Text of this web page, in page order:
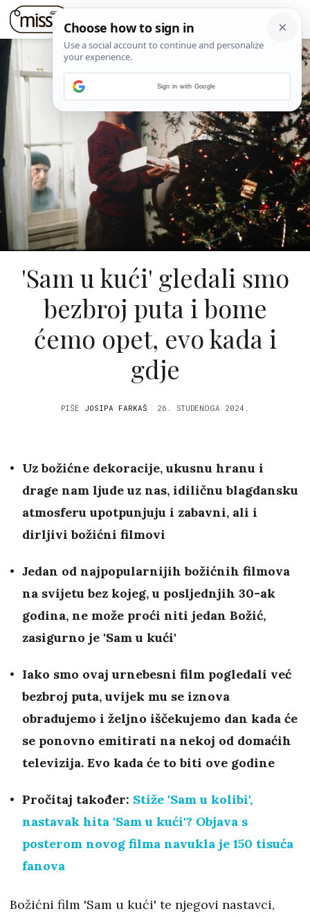
'Sam u kući' gledali smo
bezbroj puta i bome
ćemo opet, evo kada i
gdje
PIŠE JOSIPA FARKAŠ 26. STUDENOGA 2024.
Uz božićne dekoracije, ukusnu hranu i
drage nam ljude uz nas, idiličnu blagdansku
atmosferu upotpunjuju i zabavni, ali i
dirljivi božićni filmovi
Jedan od najpopularnijih božićnih filmova
na svijetu bez kojeg, u posljednjih 30-ak
godina, ne može proći niti jedan Božić,
zasigurno je 'Sam u kući'
Iako smo ovaj urnebesni film pogledali već
bezbroj puta, uvijek mu se iznova
obradujemo i željno iščekujemo dan kada će
se ponovno emitirati na nekoj od domaćih
televizija. Evo kada će to biti ove godine
Pročitaj također: Stiže 'Sam u kolibi',
nastavak hita 'Sam u kući'? Objava s
posterom novog filma navukla je 150 tisuća
fanova
Božićni film 'Sam u kući' te njegovi nastavci,
Sign in with Google